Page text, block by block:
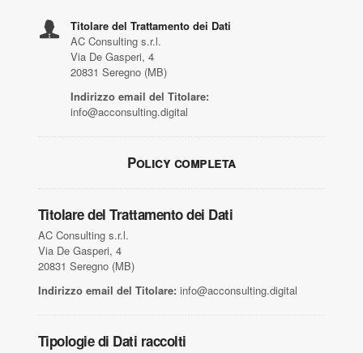
Titolare del Trattamento dei Dati
AC Consulting s.r.l.
Via De Gasperi, 4
20831 Seregno (MB)
Indirizzo email del Titolare:
info@acconsulting.digital
Policy completa
Titolare del Trattamento dei Dati
AC Consulting s.r.l.
Via De Gasperi, 4
20831 Seregno (MB)
Indirizzo email del Titolare: info@acconsulting.digital
Tipologie di Dati raccolti